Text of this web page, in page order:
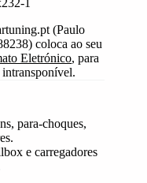
(Paulo
coloca ao seu
Eletrónico, para
para-choques,
e carregadores